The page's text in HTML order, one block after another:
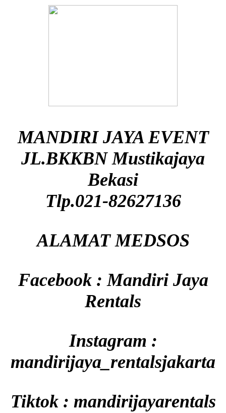
MANDIRI JAYA EVENT
JL.BKKBN Mustikajaya
Bekasi
Tlp.021-82627136
ALAMAT MEDSOS
Facebook : Mandiri Jaya
Rentals
Instagram :
mandirijaya_rentalsjakarta
Tiktok : mandirijayarentals